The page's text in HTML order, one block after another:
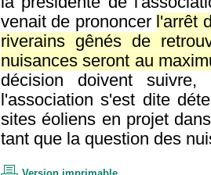
venait de prononcer l'arrêt
riverains gênés de
nuisances seront au
décision doivent
l'association s'est dite
sites éoliens en projet
tant que la question des